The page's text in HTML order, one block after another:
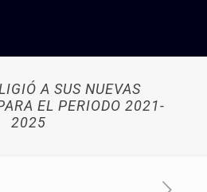
A SUS NUEVAS
EL PERIODO 2021-
2025